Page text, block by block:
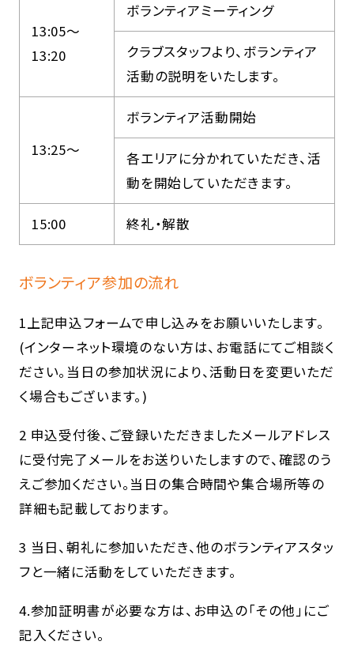
13:05～
13:20
ボランティアミーティング
クラブスタッフより、ボランティア
活動の説明をいたします。
13:25～
ボランティア活動開始
各エリアに分かれていただき、活
動を開始していただきます。
15:00 終礼・解散
ボランティア参加の流れ
1上記申込フォームで申し込みをお願いいたします。
(インターネット環境のない方は、お電話にてご相談く
ださい。当日の参加状況により、活動日を変更いただ
く場合もございます。)
2 申込受付後、ご登録いただきましたメールアドレス
に受付完了メールをお送りいたしますので、確認のう
えご参加ください。当日の集合時間や集合場所等の
詳細も記載しております。
3 当日、朝礼に参加いただき、他のボランティアスタッ
フと一緒に活動をしていただきます。
4.参加証明書が必要な方は、お申込の「その他」にご
記入ください。